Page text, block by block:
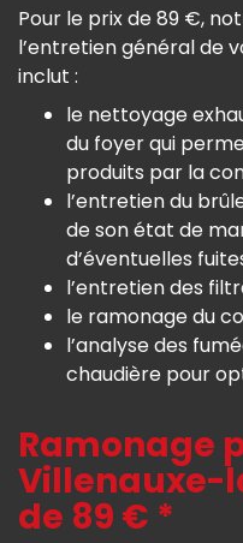
Pour le prix de 89 €,
l’entretien général de
inclut :
le nettoyage
du foyer qui
produits par la
l’entretien du
de son état de
d’éventuelles
l’entretien des
le ramonage du
l’analyse des
chaudière pour
Ramonage
Villenauxe-
de 89 € *